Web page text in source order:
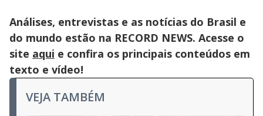
Análises, entrevistas e as notícias do Brasil e
do mundo estão na RECORD NEWS. Acesse o
site aqui e confira os principais conteúdos em
texto e vídeo!
VEJA TAMBÉM